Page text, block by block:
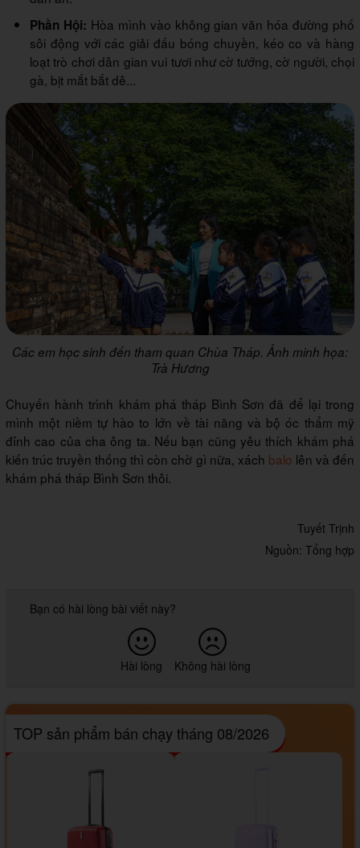
Phần Hội: Hòa mình vào không gian văn hóa đường phố
sôi động với các giải đấu bóng chuyền, kéo co và hàng
loạt trò chơi dân gian vui tươi như cờ tướng, cờ người, chọi
gà, bịt mắt bắt dê...
Các em học sinh đến tham quan Chùa Tháp. Ảnh minh họa:
Trà Hương
Chuyến hành trình khám phá tháp Bình Sơn đã để lại trong
mình một niềm tự hào to lớn về tài năng và bộ óc thẩm mỹ
đỉnh cao của cha ông ta. Nếu bạn cũng yêu thích khám phá
kiến trúc truyền thống thì còn chờ gì nữa, xách balo lên và đến
khám phá tháp Bình Sơn thôi.
Tuyết Trịnh
Nguồn: Tổng hợp
Bạn có hài lòng bài viết này?
Hài lòng Không hài lòng
TOP sản phẩm bán chạy tháng 08/2026